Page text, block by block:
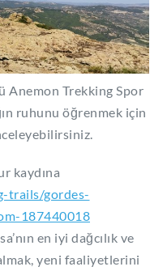
Anemon Trekking Spor
ruhunu öğrenmek için
kaydına
trails/gordes-
187440018
en iyi dağcılık ve
yeni faaliyetlerini